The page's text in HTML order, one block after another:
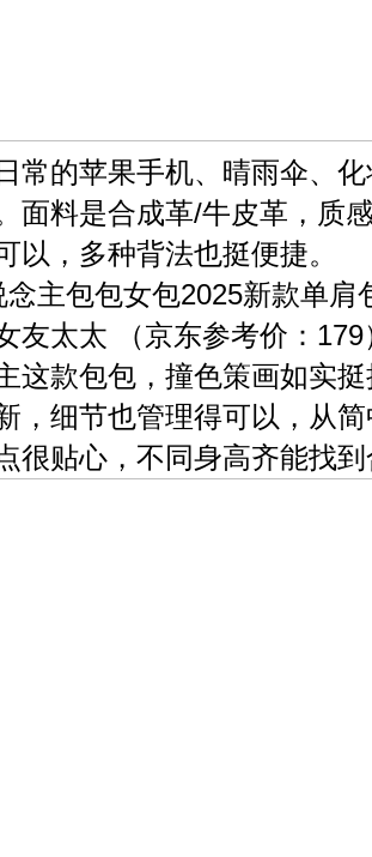
常的苹果手机、晴雨伞、
面料是合成革/牛皮革，质
以，多种背法也挺便捷。
念主包包女包2025新款单肩
友太太 （京东参考价：179
这款包包，撞色策画如实
，细节也管理得可以，从
很贴心，不同身高齐能找